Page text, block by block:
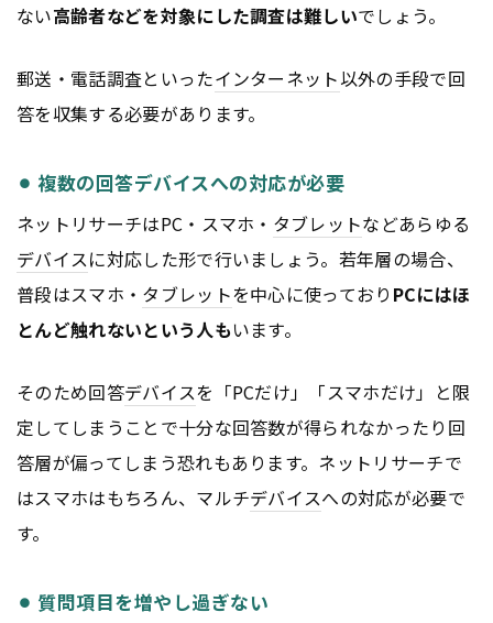
ない高齢者などを対象にした調査は難しいでしょう。
郵送・電話調査といったインターネット以外の手段で回
答を収集する必要があります。
⚫︎ 複数の回答デバイスへの対応が必要
ネットリサーチはPC・スマホ・ タブレットなどあらゆる
デバイスに対応した形で行いましょう。若年層の場合、
普段はスマホ・ タブレットを中心に使っており PCにはほ
とんど触れないという人もいます。
そのため回答デバイスを「PCだけ」「スマホだけ」と限
定してしまうことで十分な回答数が得られなかったり回
答層が偏ってしまう恐れもあります。ネットリサーチで
はスマホはもちろん、マルチデバイスへの対応が必要で
す。
⚫︎ 質問項目を増やし過ぎない